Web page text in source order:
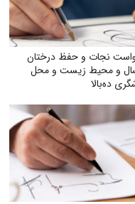
نجات و حفظ درختان
و محیط زیست و محل
ده‌بالا